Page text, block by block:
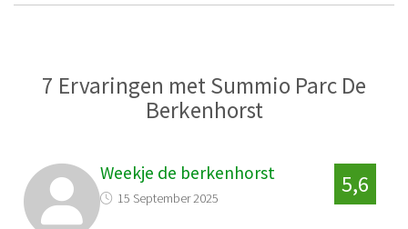
7 Ervaringen met Summio Parc De
Berkenhorst
Weekje de berkenhorst
15 September 2025
5,6